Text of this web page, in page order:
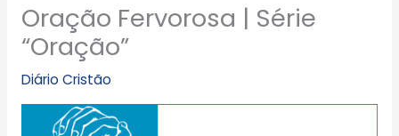
Oração Fervorosa | Série
“Oração”
Diário Cristão